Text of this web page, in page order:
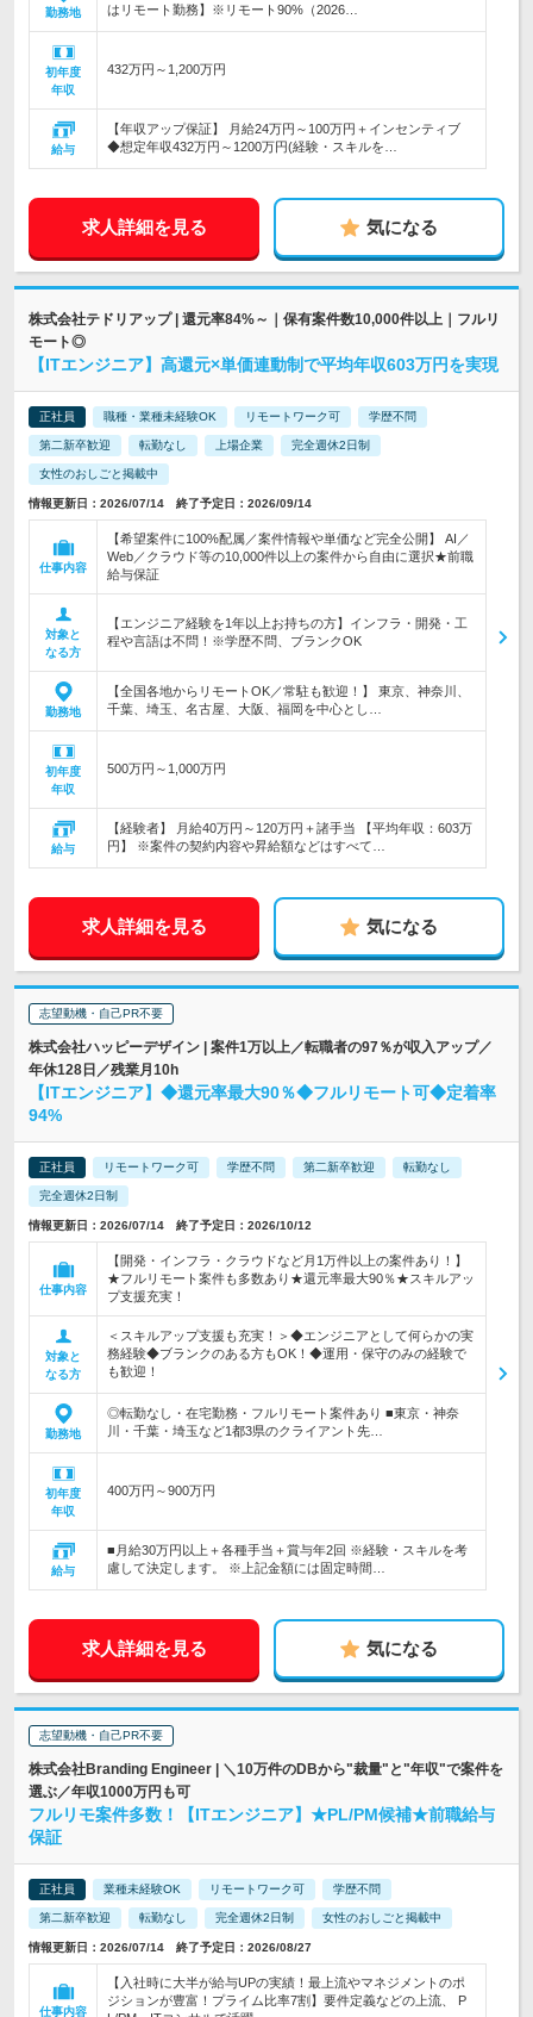
勤務地
はリモート勤務】※リモート90%（2026…
初年度
年収
432万円～1,200万円
給与
【年収アップ保証】 月給24万円～100万円＋インセンティブ
◆想定年収432万円～1200万円(経験・スキルを…
求人詳細を見る 気になる
株式会社テドリアップ | 還元率84%～｜保有案件数10,000件以上｜フルリ
モート◎
【ITエンジニア】高還元×単価連動制で平均年収603万円を実現
正社員 職種・業種未経験OK リモートワーク可 学歴不問
第二新卒歓迎 転勤なし 上場企業 完全週休2日制
女性のおしごと掲載中
情報更新日：2026/07/14 終了予定日：2026/09/14
仕事内容
【希望案件に100%配属／案件情報や単価など完全公開】 AI／
Web／クラウド等の10,000件以上の案件から自由に選択★前職
給与保証
対象と
なる方
【エンジニア経験を1年以上お持ちの方】インフラ・開発・工
程や言語は不問！※学歴不問、ブランクOK
勤務地
【全国各地からリモートOK／常駐も歓迎！】 東京、神奈川、
千葉、埼玉、名古屋、大阪、福岡を中心とし…
初年度
年収
500万円～1,000万円
給与
【経験者】 月給40万円～120万円＋諸手当 【平均年収：603万
円】 ※案件の契約内容や昇給額などはすべて…
求人詳細を見る 気になる
志望動機・自己PR不要
株式会社ハッピーデザイン | 案件1万以上／転職者の97％が収入アップ／
年休128日／残業月10h
【ITエンジニア】◆還元率最大90％◆フルリモート可◆定着率
94%
正社員 リモートワーク可 学歴不問 第二新卒歓迎 転勤なし
完全週休2日制
情報更新日：2026/07/14 終了予定日：2026/10/12
仕事内容
【開発・インフラ・クラウドなど月1万件以上の案件あり！】
★フルリモート案件も多数あり★還元率最大90％★スキルアッ
プ支援充実！
対象と
なる方
＜スキルアップ支援も充実！＞◆エンジニアとして何らかの実
務経験◆ブランクのある方もOK！◆運用・保守のみの経験で
も歓迎！
勤務地
◎転勤なし・在宅勤務・フルリモート案件あり ■東京・神奈
川・千葉・埼玉など1都3県のクライアント先…
初年度
年収
400万円～900万円
給与
■月給30万円以上＋各種手当＋賞与年2回 ※経験・スキルを考
慮して決定します。 ※上記金額には固定時間…
求人詳細を見る 気になる
志望動機・自己PR不要
株式会社Branding Engineer | ＼10万件のDBから"裁量"と"年収"で案件を
選ぶ／年収1000万円も可
フルリモ案件多数！【ITエンジニア】★PL/PM候補★前職給与
保証
正社員 業種未経験OK リモートワーク可 学歴不問
第二新卒歓迎 転勤なし 完全週休2日制 女性のおしごと掲載中
情報更新日：2026/07/14 終了予定日：2026/08/27
仕事内容
【入社時に大半が給与UPの実績！最上流やマネジメントのポ
ジションが豊富！プライム比率7割】要件定義などの上流、 P